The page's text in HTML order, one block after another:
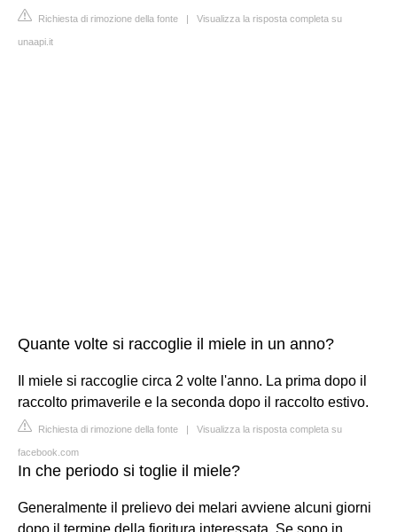
Richiesta di rimozione della fonte | Visualizza la risposta completa su
unaapi.it
Quante volte si raccoglie il miele in un anno?
Il miele si raccoglie circa 2 volte l'anno. La prima dopo il
raccolto primaverile e la seconda dopo il raccolto estivo.
Richiesta di rimozione della fonte | Visualizza la risposta completa su
facebook.com
In che periodo si toglie il miele?
Generalmente il prelievo dei melari avviene alcuni giorni
dopo il termine della fioritura interessata. Se sono in